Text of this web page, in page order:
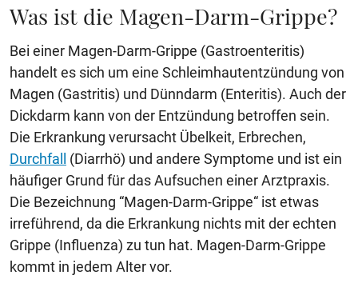
Was ist die Magen-Darm-Grippe?
Bei einer Magen-Darm-Grippe (Gastroenteritis)
handelt es sich um eine Schleimhautentzündung von
Magen (Gastritis) und Dünndarm (Enteritis). Auch der
Dickdarm kann von der Entzündung betroffen sein.
Die Erkrankung verursacht Übelkeit, Erbrechen,
Durchfall (Diarrhö) und andere Symptome und ist ein
häufiger Grund für das Aufsuchen einer Arztpraxis.
Die Bezeichnung “Magen-Darm-Grippe“ ist etwas
irreführend, da die Erkrankung nichts mit der echten
Grippe (Influenza) zu tun hat. Magen-Darm-Grippe
kommt in jedem Alter vor.